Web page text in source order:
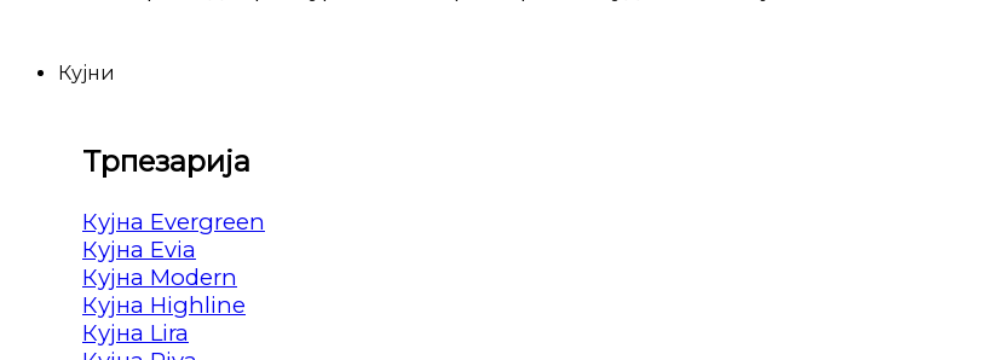
Кујни
Трпезарија
Кујна Evergreen
Кујна Evia
Кујна Modern
Кујна Highline
Кујна Lira